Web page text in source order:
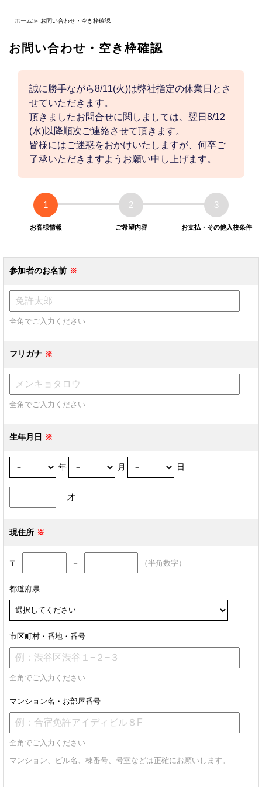
ホーム≫ お問い合わせ・空き枠確認
お問い合わせ・空き枠確認
誠に勝手ながら8/11(火)は弊社指定の休業日とさ
せていただきます。
頂きましたお問合せに関しましては、翌日8/12
(水)以降順次ご連絡させて頂きます。
皆様にはご迷惑をおかけいたしますが、何卒ご
了承いただきますようお願い申し上げます。
1
お客様情報
2
ご希望内容
3
お支払・その他入校条件
参加者のお名前
全角でご入力ください
フリガナ
全角でご入力ください
生年月日
年 月 日
才
現住所
〒 － （半角数字）
都道府県
市区町村・番地・番号
全角でご入力ください
マンション名・お部屋番号
全角でご入力ください
マンション、ビル名、棟番号、号室などは正確にお願いします。